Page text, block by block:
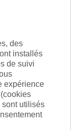
des
installés
de suivi
expérience
sont utilisés